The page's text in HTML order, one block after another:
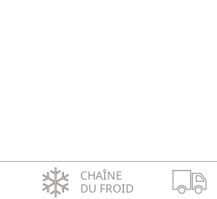
CHAÎNE
DU FROID